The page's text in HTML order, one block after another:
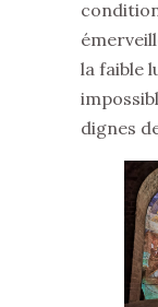
la faible
dignes